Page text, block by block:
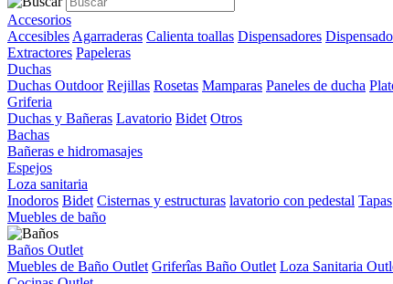
Accesorios
Accesibles Agarraderas Calienta toallas Dispensadores
Extractores Papeleras
Duchas
Duchas Outdoor Rejillas Rosetas Mamparas Paneles de ducha
Griferia
Duchas y Bañeras Lavatorio Bidet Otros
Bachas
Bañeras e hidromasajes
Espejos
Loza sanitaria
Inodoros Bidet Cisternas y estructuras lavatorio con pedestal Tapas
Muebles de baño
Baños Outlet
Muebles de Baño Outlet Griferîas Baño Outlet Loza Sanitaria